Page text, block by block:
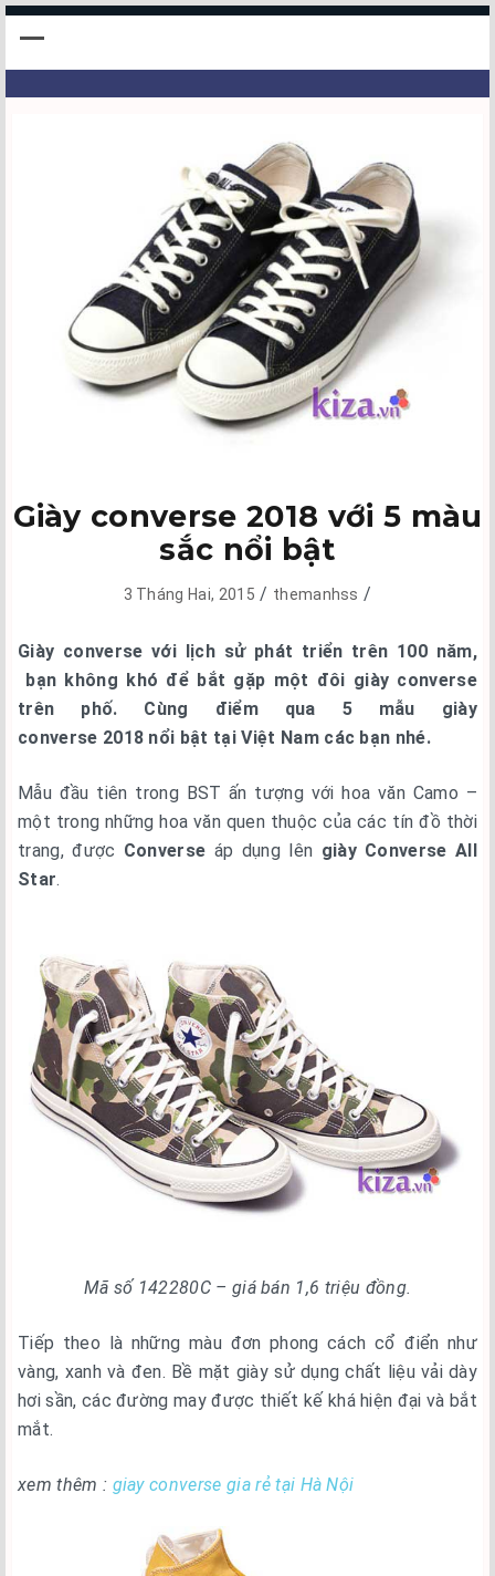
Giày converse 2018 với 5 màu
sắc nổi bật
3 Tháng Hai, 2015 / themanhss /
Giày converse với lịch sử phát triển trên 100 năm,
bạn không khó để bắt gặp một đôi giày converse
trên phố. Cùng điểm qua 5 mẫu giày
converse 2018 nổi bật tại Việt Nam các bạn nhé.
Mẫu đầu tiên trong BST ấn tượng với hoa văn Camo –
một trong những hoa văn quen thuộc của các tín đồ thời
trang, được Converse áp dụng lên giày Converse All
Star.
Mã số 142280C – giá bán 1,6 triệu đồng.
Tiếp theo là những màu đơn phong cách cổ điển như
vàng, xanh và đen. Bề mặt giày sử dụng chất liệu vải dày
hơi sần, các đường may được thiết kế khá hiện đại và bắt
mắt.
xem thêm : giay converse gia rẻ tại Hà Nội